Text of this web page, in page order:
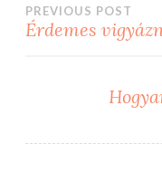
PREVIOUS POST
Érdemes